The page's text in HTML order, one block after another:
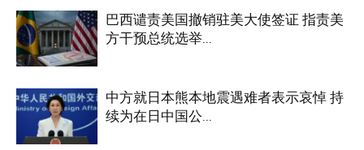
巴西谴责美国撤销驻美大使签证 指责美
方干预总统选举...
中方就日本熊本地震遇难者表示哀悼 持
续为在日中国公...